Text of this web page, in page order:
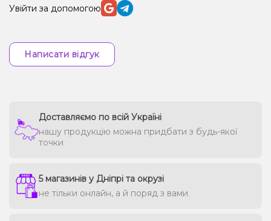
Увійти за допомогою
Написати відгук
Доставляємо по всій Україні
нашу продукцію можна придбати з будь-якої
точки
5 магазинів у Дніпрі та окрузі
не тільки онлайн, а й поряд з вами